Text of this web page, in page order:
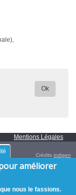
Ok
Mentions Légales
Crédits indigen
améliorer
nous le fassions.